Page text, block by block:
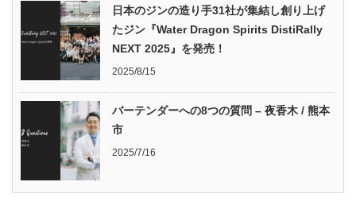
日本のジンの造り手31社が集結し創り上げ
たジン『Water Dragon Spirits DistiRally
NEXT 2025』を発売！
2025/8/15
バーテンダーへの8つの質問 – 夜香木 / 熊本
市
2025/7/16